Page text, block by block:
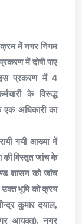
क्रम में नगर निगम
में दोषी पाए
इस प्रकरण में 4
के विरूद्ध
एक अधिकारी का
गयी आख्या में
की विस्तृत जांच के
शासन को जांच
उक्त भूमि को क्रय
कुमार दयाल,
आयुक्त), नगर